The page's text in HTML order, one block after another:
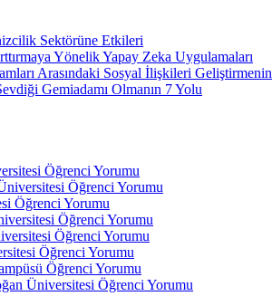
Sektörüne Etkileri
Yönelik Yapay Zeka Uygulamaları
Arasındaki Sosyal İlişkileri
Gemiadamı Olmanın 7 Yolu
Öğrenci Yorumu
Öğrenci Yorumu
Öğrenci Yorumu
Öğrenci Yorumu
Öğrenci Yorumu
Öğrenci Yorumu
Öğrenci Yorumu
Üniversitesi Öğrenci Yorumu